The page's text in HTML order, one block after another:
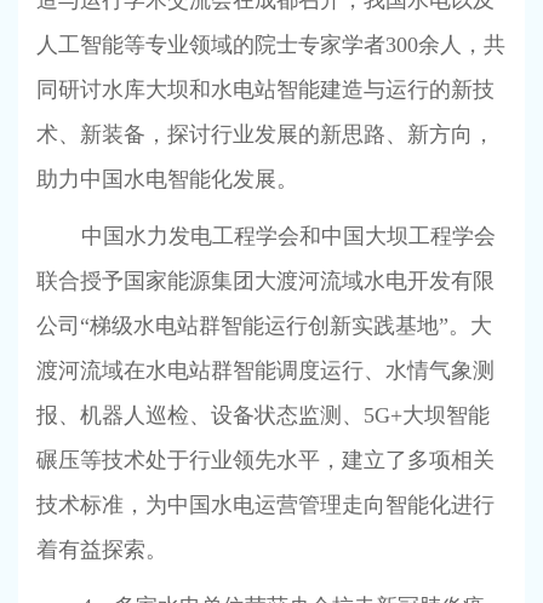
人工智能等专业领域的院士专家学者300余人，共
同研讨水库大坝和水电站智能建造与运行的新技
术、新装备，探讨行业发展的新思路、新方向，
助力中国水电智能化发展。
中国水力发电工程学会和中国大坝工程学会
联合授予国家能源集团大渡河流域水电开发有限
公司“梯级水电站群智能运行创新实践基地”。大
渡河流域在水电站群智能调度运行、水情气象测
报、机器人巡检、设备状态监测、 5G+大坝智能
碾压等技术处于行业领先水平，建立了多项相关
技术标准，为中国水电运营管理走向智能化进行
着有益探索。